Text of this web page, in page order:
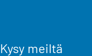
Kysy meiltä